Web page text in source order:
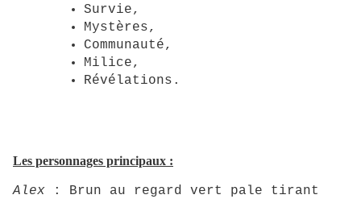
Survie,
Mystères,
Communauté,
Milice,
Révélations.
Les personnages principaux :
Alex
: Brun au regard vert pale tirant